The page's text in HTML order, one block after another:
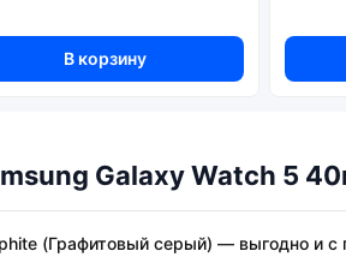
Отслеживание
Передача данных
В корзину
Galaxy Watch 5
(Графитовый серый) — выгодно и с